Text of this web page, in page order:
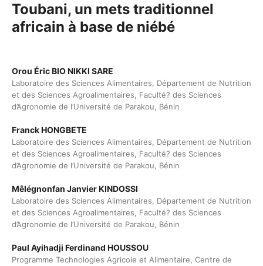
Toubani, un mets traditionnel
africain à base de niébé
Orou Éric BIO NIKKI SARE
Laboratoire des Sciences Alimentaires, Département de Nutrition
et des Sciences Agroalimentaires, Faculté? des Sciences
d’Agronomie de l’Université de Parakou, Bénin
Franck HONGBETE
Laboratoire des Sciences Alimentaires, Département de Nutrition
et des Sciences Agroalimentaires, Faculté? des Sciences
d’Agronomie de l’Université de Parakou, Bénin
Mêlégnonfan Janvier KINDOSSI
Laboratoire des Sciences Alimentaires, Département de Nutrition
et des Sciences Agroalimentaires, Faculté? des Sciences
d’Agronomie de l’Université de Parakou, Bénin
Paul Ayihadji Ferdinand HOUSSOU
Programme Technologies Agricole et Alimentaire, Centre de